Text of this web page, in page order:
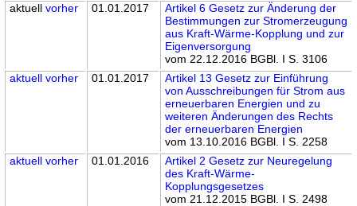
aktuellvorher 01.01.2017
Artikel 6 Gesetz zur Änderung der
Bestimmungen zur Stromerzeugung
aus Kraft-Wärme-Kopplung und zur
Eigenversorgung
vom 22.12.2016 BGBl. I S. 3106
aktuell vorher 01.01.2017
Artikel 13 Gesetz zur Einführung
von Ausschreibungen für Strom aus
erneuerbaren Energien und zu
weiteren Änderungen des Rechts
der erneuerbaren Energien
vom 13.10.2016 BGBl. I S. 2258
aktuell vorher 01.01.2016
Artikel 2 Gesetz zur Neuregelung
des Kraft-Wärme-
Kopplungsgesetzes
vom 21.12.2015 BGBl. I S. 2498